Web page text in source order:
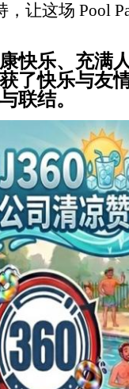
，让这场 Pool
快乐、充满
了快乐与友
联结。